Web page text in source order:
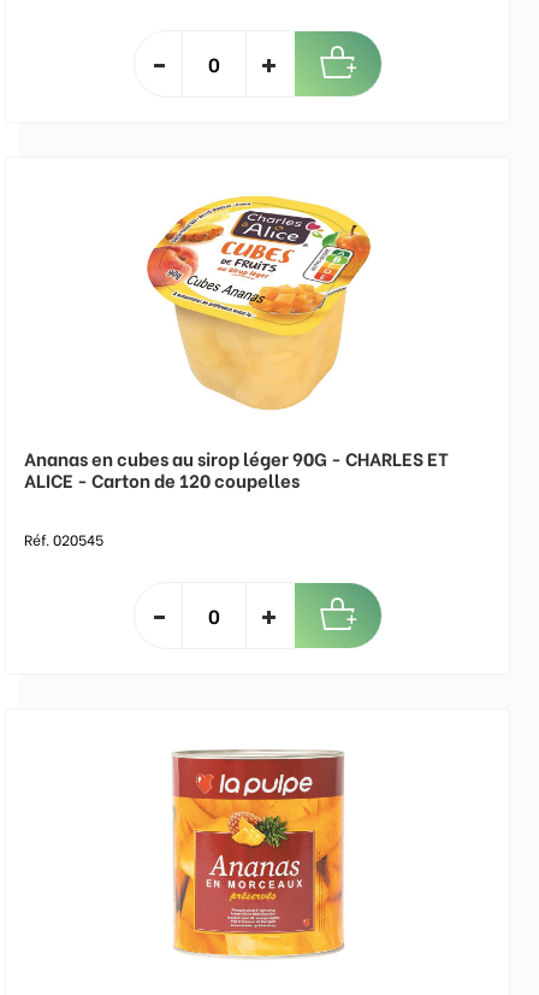
Ananas en cubes au sirop léger 90G - CHARLES ET
ALICE - Carton de 120 coupelles
Réf. 020545